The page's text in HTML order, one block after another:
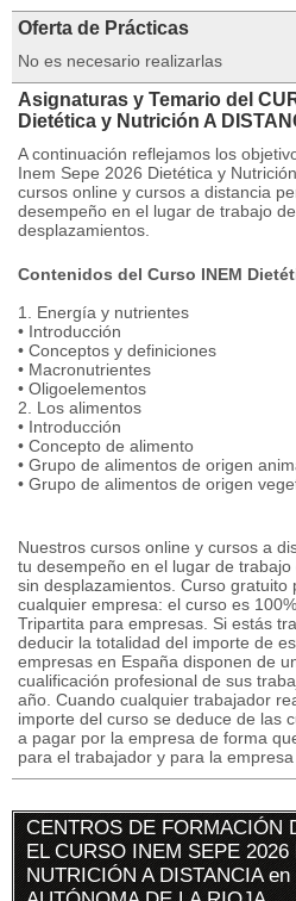
Oferta de Prácticas
No es necesario realizarlas
Asignaturas y Temario del
Dietética y Nutrición A
A continuación reflejamos los
Inem Sepe 2026 Dietética y
cursos online y cursos a distancia
desempeño en el lugar de trabajo
desplazamientos.
Contenidos del Curso INEM
1. Energía y nutrientes
• Introducción
• Conceptos y definiciones
• Macronutrientes
• Oligoelementos
2. Los alimentos
• Introducción
• Concepto de alimento
• Grupo de alimentos de origen
• Grupo de alimentos de origen
Nuestros cursos online y cursos a
tu desempeño en el lugar de trabajo
sin desplazamientos. Curso gratuito
cualquier empresa: el curso es
Tripartita para empresas. Si estás
deducir la totalidad del importe de
empresas en España disponen de
cualificación profesional de sus
año. Cuando cualquier trabajador
importe del curso se deduce de las
a pagar por la empresa de forma
para el trabajador y para la empresa
CENTROS DE FORMACIÓN
EL CURSO INEM SEPE 2026
NUTRICIÓN A DISTANCIA